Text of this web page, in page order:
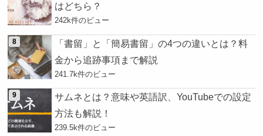
はどちら？
242k件のビュー
「書留」と「簡易書留」の4つの違いとは？料
金から追跡事項まで解説
241.7k件のビュー
サムネとは？意味や英語訳、YouTubeでの設定
方法も解説！
239.5k件のビュー